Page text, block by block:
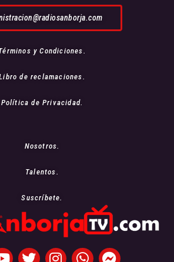
y Condiciones.
de reclamaciones.
Política de Privacidad.
Nosotros.
Talentos.
Suscríbete.